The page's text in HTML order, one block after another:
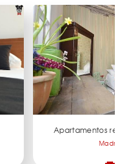
Apartamentos
Madrid